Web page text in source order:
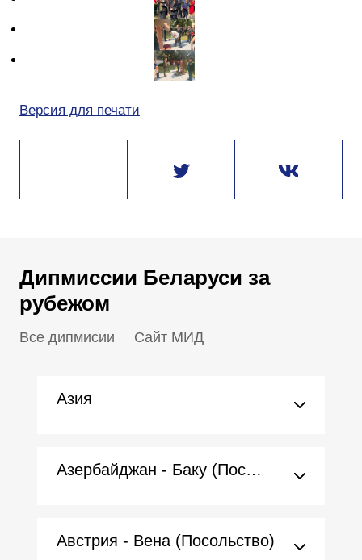
Версия для печати
Дипмиссии Беларуси за
рубежом
Все дипмисии Сайт МИД
Азия
Азербайджан - Баку (Посольство)
Австрия - Вена (Посольство)